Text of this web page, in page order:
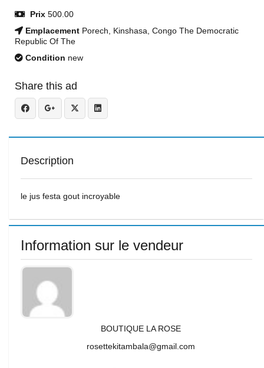
Prix 500.00
Emplacement Porech, Kinshasa, Congo The Democratic
Republic Of The
Condition new
Share this ad
Description
le jus festa gout incroyable
Information sur le vendeur
BOUTIQUE LA ROSE
rosettekitambala@gmail.com